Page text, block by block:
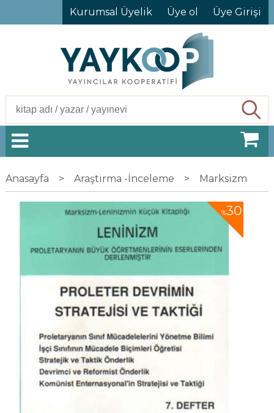
Kurumsal Üyelik Üye ol Üye Girişi
Anasayfa > Araştırma -İnceleme > Marksizm
%30